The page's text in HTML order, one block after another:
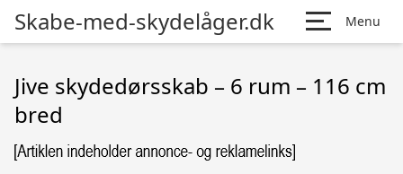
Skabe-med-skydelåger.dk Menu
Jive skydedørsskab – 6 rum – 116 cm
bred